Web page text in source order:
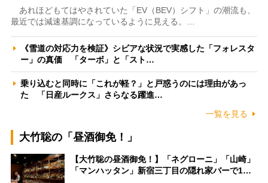
あれほどもてはやされていた「EV（BEV）シフト」の潮流も、
最近では減速基調になっているように見える。…
《雪道の対応力を検証》シビアな状況で実感した「フォレスタ
ー」の真価 「ターボ」と「スト…
乗り込むと同時に「これが軽？」と戸惑うのには理由があっ
た 「日産ルークス」さらなる躍進…
一覧を見る
大竹聡の「昼酒御免！」
【大竹聡の昼酒御免！】「ネグローニ」「山崎」
「マンハッタン」新宿三丁目の隠れ家バーで1…